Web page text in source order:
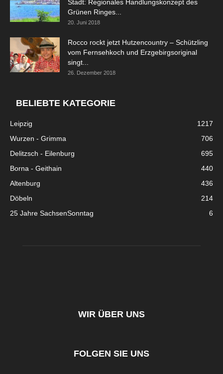
Stadt: Regionales Handlungskonzept des
Grünen Ringes...
20. Juni 2018
Rocco rockt jetzt Hutzencountry – Schützling
vom Fernsehkoch und Erzgebirgsoriginal
singt...
26. Dezember 2018
BELIEBTE KATEGORIE
Leipzig
1217
Wurzen - Grimma
706
Delitzsch - Eilenburg
695
Borna - Geithain
440
Altenburg
436
Döbeln
214
25 Jahre SachsenSonntag
6
WIR ÜBER UNS
FOLGEN SIE UNS